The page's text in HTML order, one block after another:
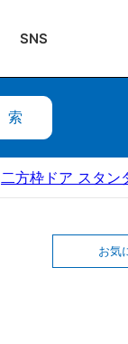
SNS
検索
二方枠ドア スタン
お気